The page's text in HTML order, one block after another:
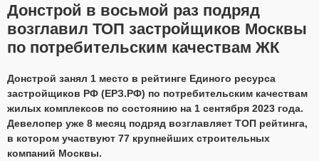
Донстрой в восьмой раз подряд
возглавил ТОП застройщиков Москвы
по потребительским качествам ЖК
Донстрой занял 1 место в рейтинге Единого ресурса
застройщиков РФ (ЕРЗ.РФ) по потребительским качествам
жилых комплексов по состоянию на 1 сентября 2023 года.
Девелопер уже 8 месяц подряд возглавляет ТОП рейтинга,
в котором участвуют 77 крупнейших строительных
компаний Москвы.